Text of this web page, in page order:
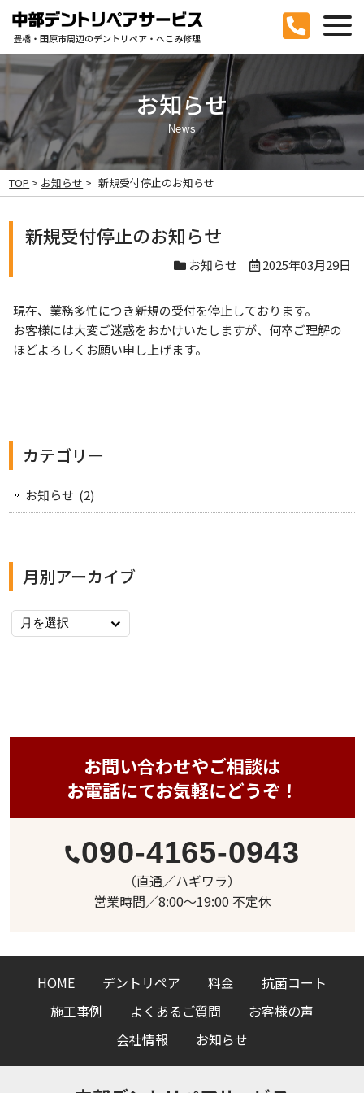
豊橋・田原市周辺のデントリペア・へこみ修理
お知らせ
News
TOP > お知らせ > 新規受付停止のお知らせ
新規受付停止のお知らせ
お知らせ 2025年03月29日
現在、業務多忙につき新規の受付を停止しております。
お客様には大変ご迷惑をおかけいたしますが、何卒ご理解の
ほどよろしくお願い申し上げます。
カテゴリー
お知らせ (2)
月別アーカイブ
お問い合わせやご相談は
お電話にてお気軽にどうぞ！
090-4165-0943
（直通／ハギワラ）
営業時間／8:00〜19:00 不定休
HOME デントリペア 料金
抗菌コート
施工事例
よくあるご質問
お客様の声
会社情報
お知らせ